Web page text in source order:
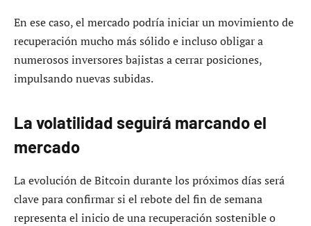
En ese caso, el mercado podría iniciar un movimiento de
recuperación mucho más sólido e incluso obligar a
numerosos inversores bajistas a cerrar posiciones,
impulsando nuevas subidas.
La volatilidad seguirá marcando el
mercado
La evolución de Bitcoin durante los próximos días será
clave para confirmar si el rebote del fin de semana
representa el inicio de una recuperación sostenible o